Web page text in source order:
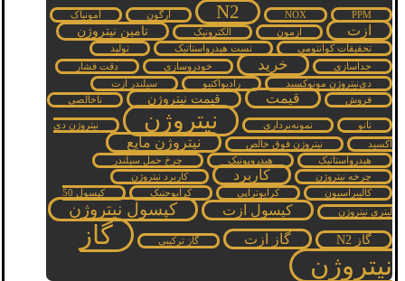
N2 NOX PPM آرگون آمونیاک
ازت ازمون الکترونیک تامین نیتروژن
تحقیقات کوانتومی تست هیدرواستاتیک
تولید
جداسازی
خرید خودروسازی
دقت فشار
دی‌نیتروژن مونوکسید
رادیواکتیو
سیلندر ازت
فروش
قیمت قیمت نیتروژن ناخالصی
نانو نمونه‌برداری نیتروژن
نیتروژن دی
اکسید
نیتروژن فوق خالص نیتروژن مایع
هیدرواستاتیک هیدروپونیک
چرخ حمل سیلندر
چرخه نیتروژن
کاربرد
کاربرد نیتروژن
کالیبراسیون
کرایوتراپی کرایوجنیک
کپسول 50
لیتری نیتروژن
کپسول ازت کپسول نیتروژن
گاز N2 گاز ازت گاز ترکیبی
گاز
نیتروژن